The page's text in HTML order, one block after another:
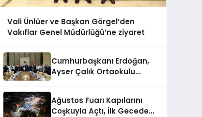
Vali Ünlüer ve Başkan Görgel’den
Vakıflar Genel Müdürlüğü’ne ziyaret
Cumhurbaşkanı Erdoğan,
Ayser Çalık Ortaokulu
Ağustos Fuarı Kapılarını
Coşkuyla Açtı, İlk Gecede